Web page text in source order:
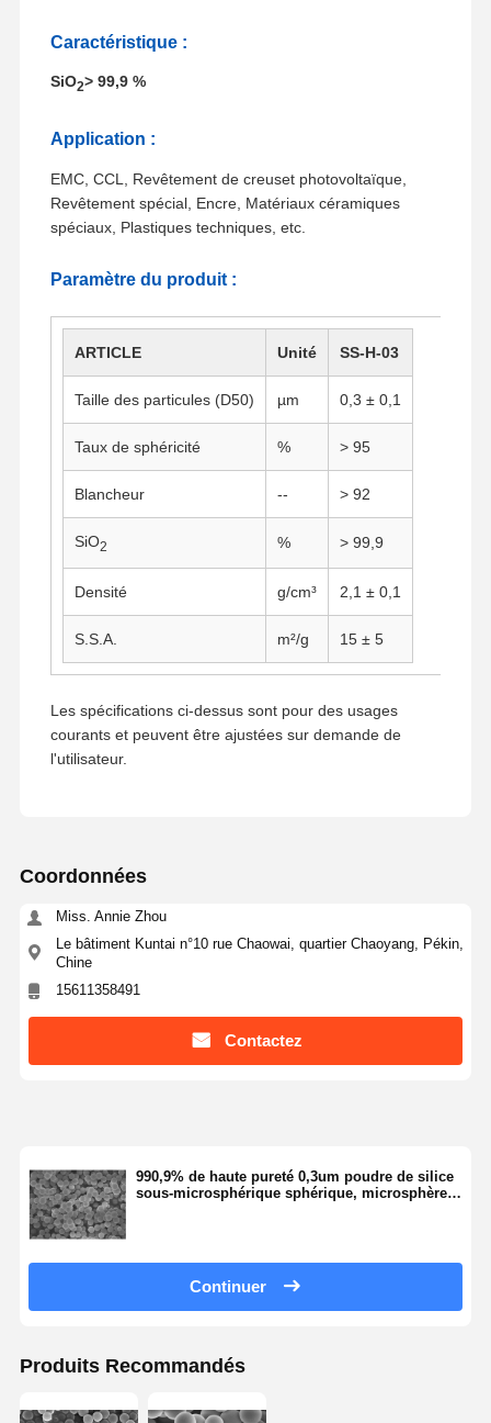
Aperçu
Poudre de silice sphérique
Nanosphères de silice
Poudre de nano-silice
poudre sphérique d'alumine
Caractéristique :
SiO2> 99,9 %
Application :
EMC, CCL, Revêtement de creuset photovoltaïque,
Revêtement spécial, Encre, Matériaux céramiques
spéciaux, Plastiques techniques, etc.
Paramètre du produit :
ARTICLE Unité SS-H-03
Taille des particules (D50) µm 0,3 ± 0,1
Taux de sphéricité % > 95
Blancheur -- > 92
SiO2 % > 99,9
Densité g/cm³ 2,1 ± 0,1
S.S.A. m²/g 15 ± 5
Les spécifications ci-dessus sont pour des usages
courants et peuvent être ajustées sur demande de
l'utilisateur.
Coordonnées
Miss. Annie Zhou
Le bâtiment Kuntai n°10 rue Chaowai, quartier Chaoyang, Pékin,
Chine
15611358491
Contactez
990,9% de haute pureté 0,3um poudre de silice
sous-microsphérique sphérique, microsphère
Continuer
Produits Recommandés